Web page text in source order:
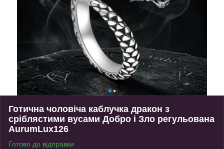
Готична чоловіча каблучка дракон з
сріблястими вусами Добро і Зло регульована
AurumLux126
Готово до відправки